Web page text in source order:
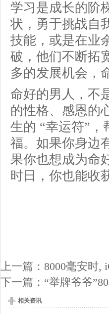
学习是成长的阶
状，勇于挑战自
技能，或是在业
破，他们不断拓
多的发展机会，
命好的男人，不
的性格、感恩的
生的 “幸运符”
福。如果你身边
果你也想成为命
时日，你也能收
上一篇： 8000毫安时,
下一篇： “举牌爷爷
相关资讯